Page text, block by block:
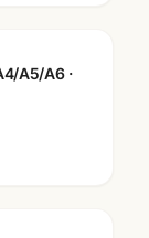
A5/A6 ·